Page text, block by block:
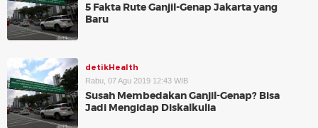
5 Fakta Rute Ganjil-Genap Jakarta yang
Baru
detikHealth
Rabu, 07 Agu 2019 12:43 WIB
Susah Membedakan Ganjil-Genap? Bisa
Jadi Mengidap Diskalkulia